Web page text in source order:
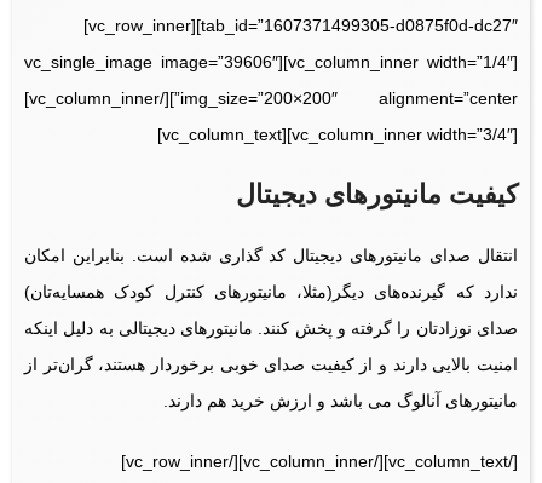
tab_id=”1607371499305-d0875f0d-dc27″][vc_row_inner]
[vc_column_inner width=”1/4″][vc_single_image image=”39606″
img_size=”200×200″ alignment=”center”][/vc_column_inner]
[vc_column_inner width=”3/4″][vc_column_text]
کیفیت مانیتورهای دیجیتال
انتقال صدای مانیتورهای دیجیتال کد گذاری شده است. بنابراین امکان
ندارد که گیرنده‌های دیگر(مثلا، مانیتورهای کنترل کودک همسایه‌تان)
صدای نوزادتان را گرفته و پخش کنند. مانیتورهای دیجیتالی به دلیل اینکه
امنیت بالایی دارند و از کیفیت صدای خوبی برخوردار هستند، گران‌تر از
مانیتورهای آنالوگ‌ می باشد و ارزش خرید هم دارند.
[/vc_column_text][/vc_column_inner][/vc_row_inner]